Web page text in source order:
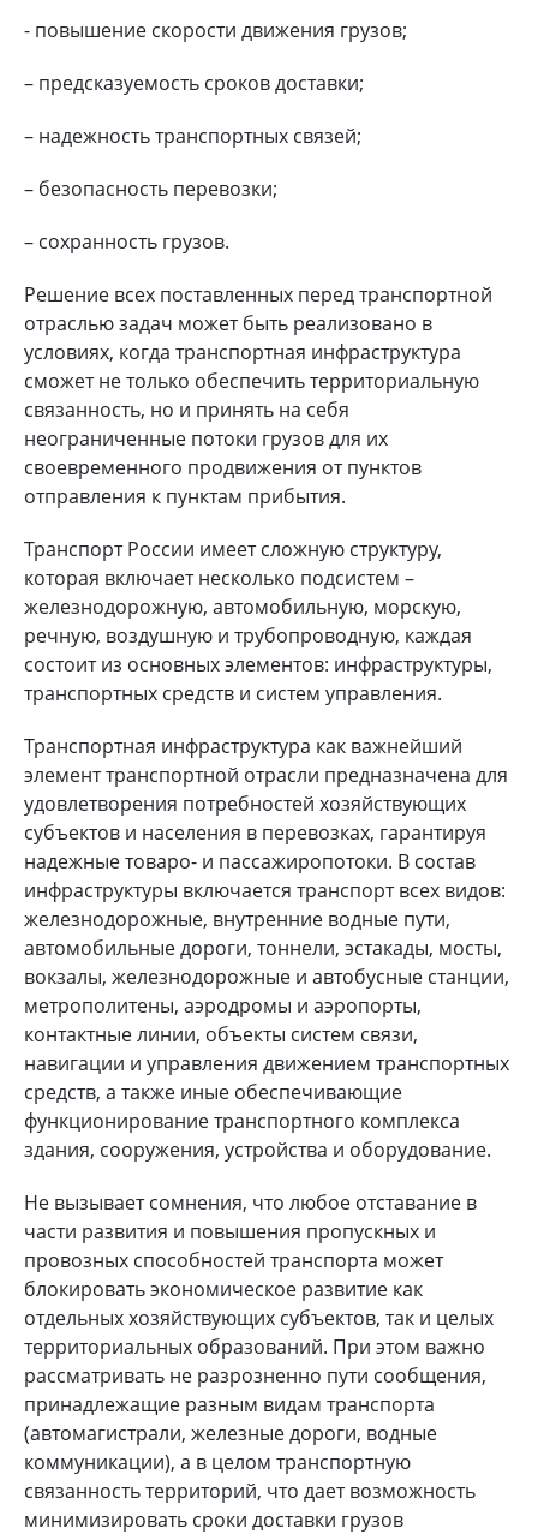
- повышение скорости движения грузов;
– предсказуемость сроков доставки;
– надежность транспортных связей;
– безопасность перевозки;
– сохранность грузов.
Решение всех поставленных перед транспортной
отраслью задач может быть реализовано в
условиях, когда транспортная инфраструктура
сможет не только обеспечить территориальную
связанность, но и принять на себя
неограниченные потоки грузов для их
своевременного продвижения от пунктов
отправления к пунктам прибытия.
Транспорт России имеет сложную структуру,
которая включает несколько подсистем –
железнодорожную, автомобильную, морскую,
речную, воздушную и трубопроводную, каждая
состоит из основных элементов: инфраструктуры,
транспортных средств и систем управления.
Транспортная инфраструктура как важнейший
элемент транспортной отрасли предназначена для
удовлетворения потребностей хозяйствующих
субъектов и населения в перевозках, гарантируя
надежные товаро- и пассажиропотоки. В состав
инфраструктуры включается транспорт всех видов:
железнодорожные, внутренние водные пути,
автомобильные дороги, тоннели, эстакады, мосты,
вокзалы, железнодорожные и автобусные станции,
метрополитены, аэродромы и аэропорты,
контактные линии, объекты систем связи,
навигации и управления движением транспортных
средств, а также иные обеспечивающие
функционирование транспортного комплекса
здания, сооружения, устройства и оборудование.
Не вызывает сомнения, что любое отставание в
части развития и повышения пропускных и
провозных способностей транспорта может
блокировать экономическое развитие как
отдельных хозяйствующих субъектов, так и целых
территориальных образований. При этом важно
рассматривать не разрозненно пути сообщения,
принадлежащие разным видам транспорта
(автомагистрали, железные дороги, водные
коммуникации), а в целом транспортную
связанность территорий, что дает возможность
минимизировать сроки доставки грузов